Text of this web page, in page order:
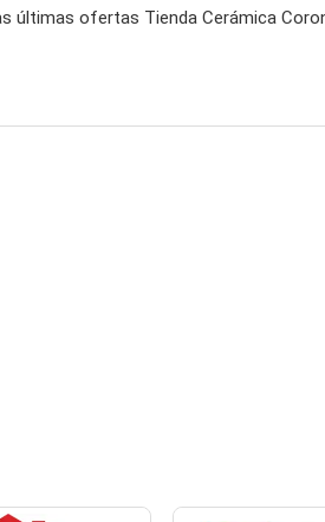
últimas ofertas Tienda Cerámica